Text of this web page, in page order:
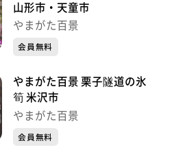
山形市・天童市
やまがた百景
会員無料
やまがた百景 栗子隧道の氷
筍 米沢市
やまがた百景
会員無料